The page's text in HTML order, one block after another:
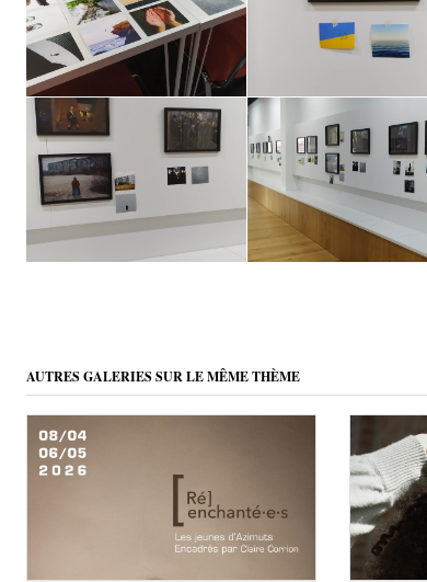
AUTRES GALERIES SUR LE MÊME THÈME